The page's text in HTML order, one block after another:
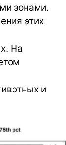
зонами.
этих
На
и